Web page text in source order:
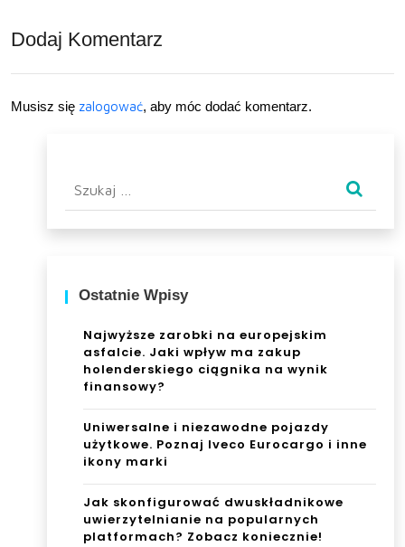
Dodaj Komentarz
Musisz się zalogować, aby móc dodać komentarz.
Ostatnie Wpisy
Najwyższe zarobki na europejskim
asfalcie. Jaki wpływ ma zakup
holenderskiego ciągnika na wynik
finansowy?
Uniwersalne i niezawodne pojazdy
użytkowe. Poznaj Iveco Eurocargo i inne
ikony marki
Jak skonfigurować dwuskładnikowe
uwierzytelnianie na popularnych
platformach? Zobacz koniecznie!